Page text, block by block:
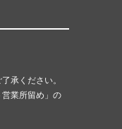
承ください。
業所留め」の